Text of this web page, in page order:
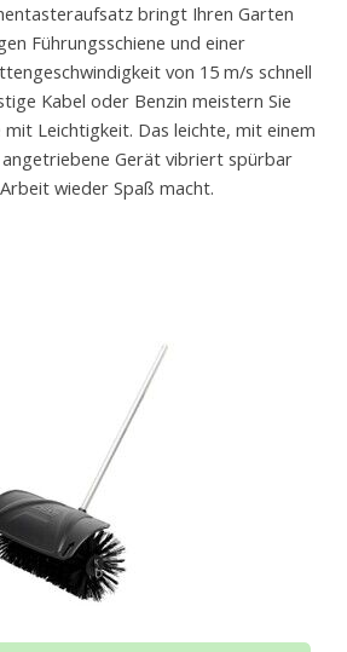
bringt Ihren Garten
Führungsschiene und einer
von 15 m/s schnell
Kabel oder Benzin meistern Sie
Leichtigkeit. Das leichte, mit einem
Gerät vibriert spürbar
wieder Spaß macht.